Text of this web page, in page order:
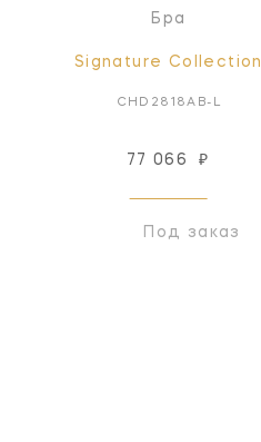
Бра
Signature Collection
CHD2818AB-L
77 066 ₽
Под заказ